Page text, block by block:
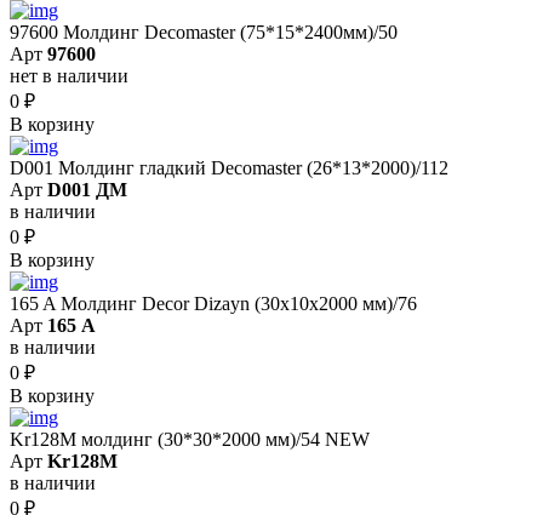
97600 Молдинг Decomaster (75*15*2400мм)/50
Арт 97600
нет в наличии
0 ₽
В корзину
D001 Молдинг гладкий Decomaster (26*13*2000)/112
Арт D001 ДМ
в наличии
0 ₽
В корзину
165 A Молдинг Decor Dizayn (30х10х2000 мм)/76
Арт 165 A
в наличии
0 ₽
В корзину
Kr128M молдинг (30*30*2000 мм)/54 NEW
Арт Kr128M
в наличии
0 ₽